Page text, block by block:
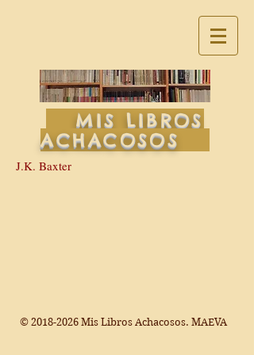
MIS LIBROS
ACHACOSOS
J.K. Baxter
© 2018-2026 Mis Libros Achacosos. MAEVA